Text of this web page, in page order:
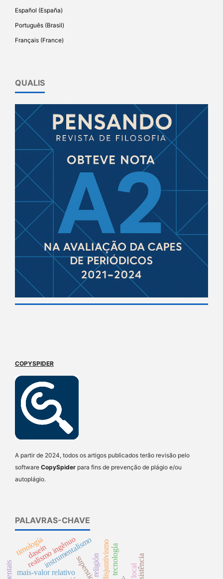
Español (España)
Português (Brasil)
Français (France)
QUALIS
COPYSPIDER
A partir de 2024, todos os artigos publicados terão revisão pelo
software CopySpider para fins de prevenção de plágio e/ou
autoplágio.
PALAVRAS-CHAVE
mais-valor relativo disjuntivismo
religión
realismo ingênuo tecnología
instrumentalismo
dasein
timología